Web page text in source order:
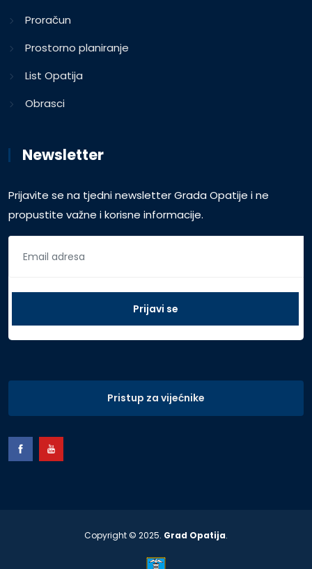
Proračun
Prostorno planiranje
List Opatija
Obrasci
Newsletter
Prijavite se na tjedni newsletter Grada Opatije i ne
propustite važne i korisne informacije.
Pristup za vijećnike
Copyright © 2025. Grad Opatija.